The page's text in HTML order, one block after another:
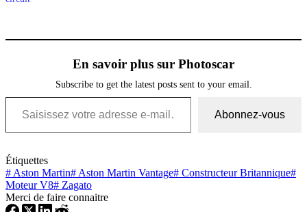
En savoir plus sur Photoscar
Subscribe to get the latest posts sent to your email.
Saisissez votre adresse e-mail…
Abonnez-vous
Étiquettes
# Aston Martin# Aston Martin Vantage# Constructeur Britannique#
Moteur V8# Zagato
Merci de faire connaitre